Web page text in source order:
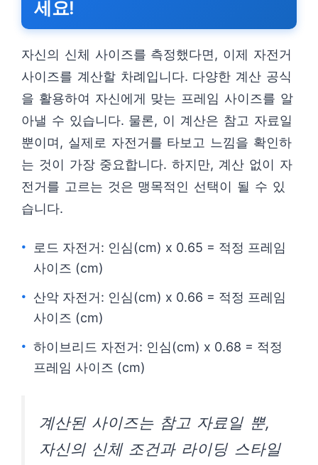
세요!
자신의 신체 사이즈를 측정했다면, 이제 자전거
사이즈를 계산할 차례입니다. 다양한 계산 공식
을 활용하여 자신에게 맞는 프레임 사이즈를 알
아낼 수 있습니다. 물론, 이 계산은 참고 자료일
뿐이며, 실제로 자전거를 타보고 느낌을 확인하
는 것이 가장 중요합니다. 하지만, 계산 없이 자
전거를 고르는 것은 맹목적인 선택이 될 수 있
습니다.
로드 자전거: 인심(cm) x 0.65 = 적정 프레임
사이즈 (cm)
산악 자전거: 인심(cm) x 0.66 = 적정 프레임
사이즈 (cm)
하이브리드 자전거: 인심(cm) x 0.68 = 적정
프레임 사이즈 (cm)
계산된 사이즈는 참고 자료일 뿐,
자신의 신체 조건과 라이딩 스타일